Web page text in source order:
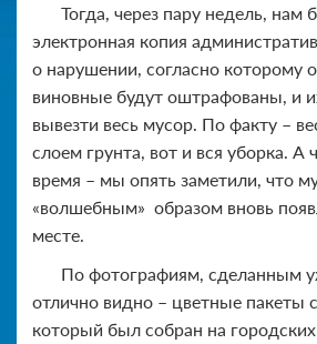
Тогда, через пару недель, нам
электронная копия
о нарушении, согласно которому
виновные будут оштрафованы, и
вывезти весь мусор. По факту –
слоем грунта, вот и вся уборка. А
время – мы опять заметили, что
«волшебным» образом вновь
месте.
По фотографиям, сделанным
отлично видно – цветные пакеты
который был собран на